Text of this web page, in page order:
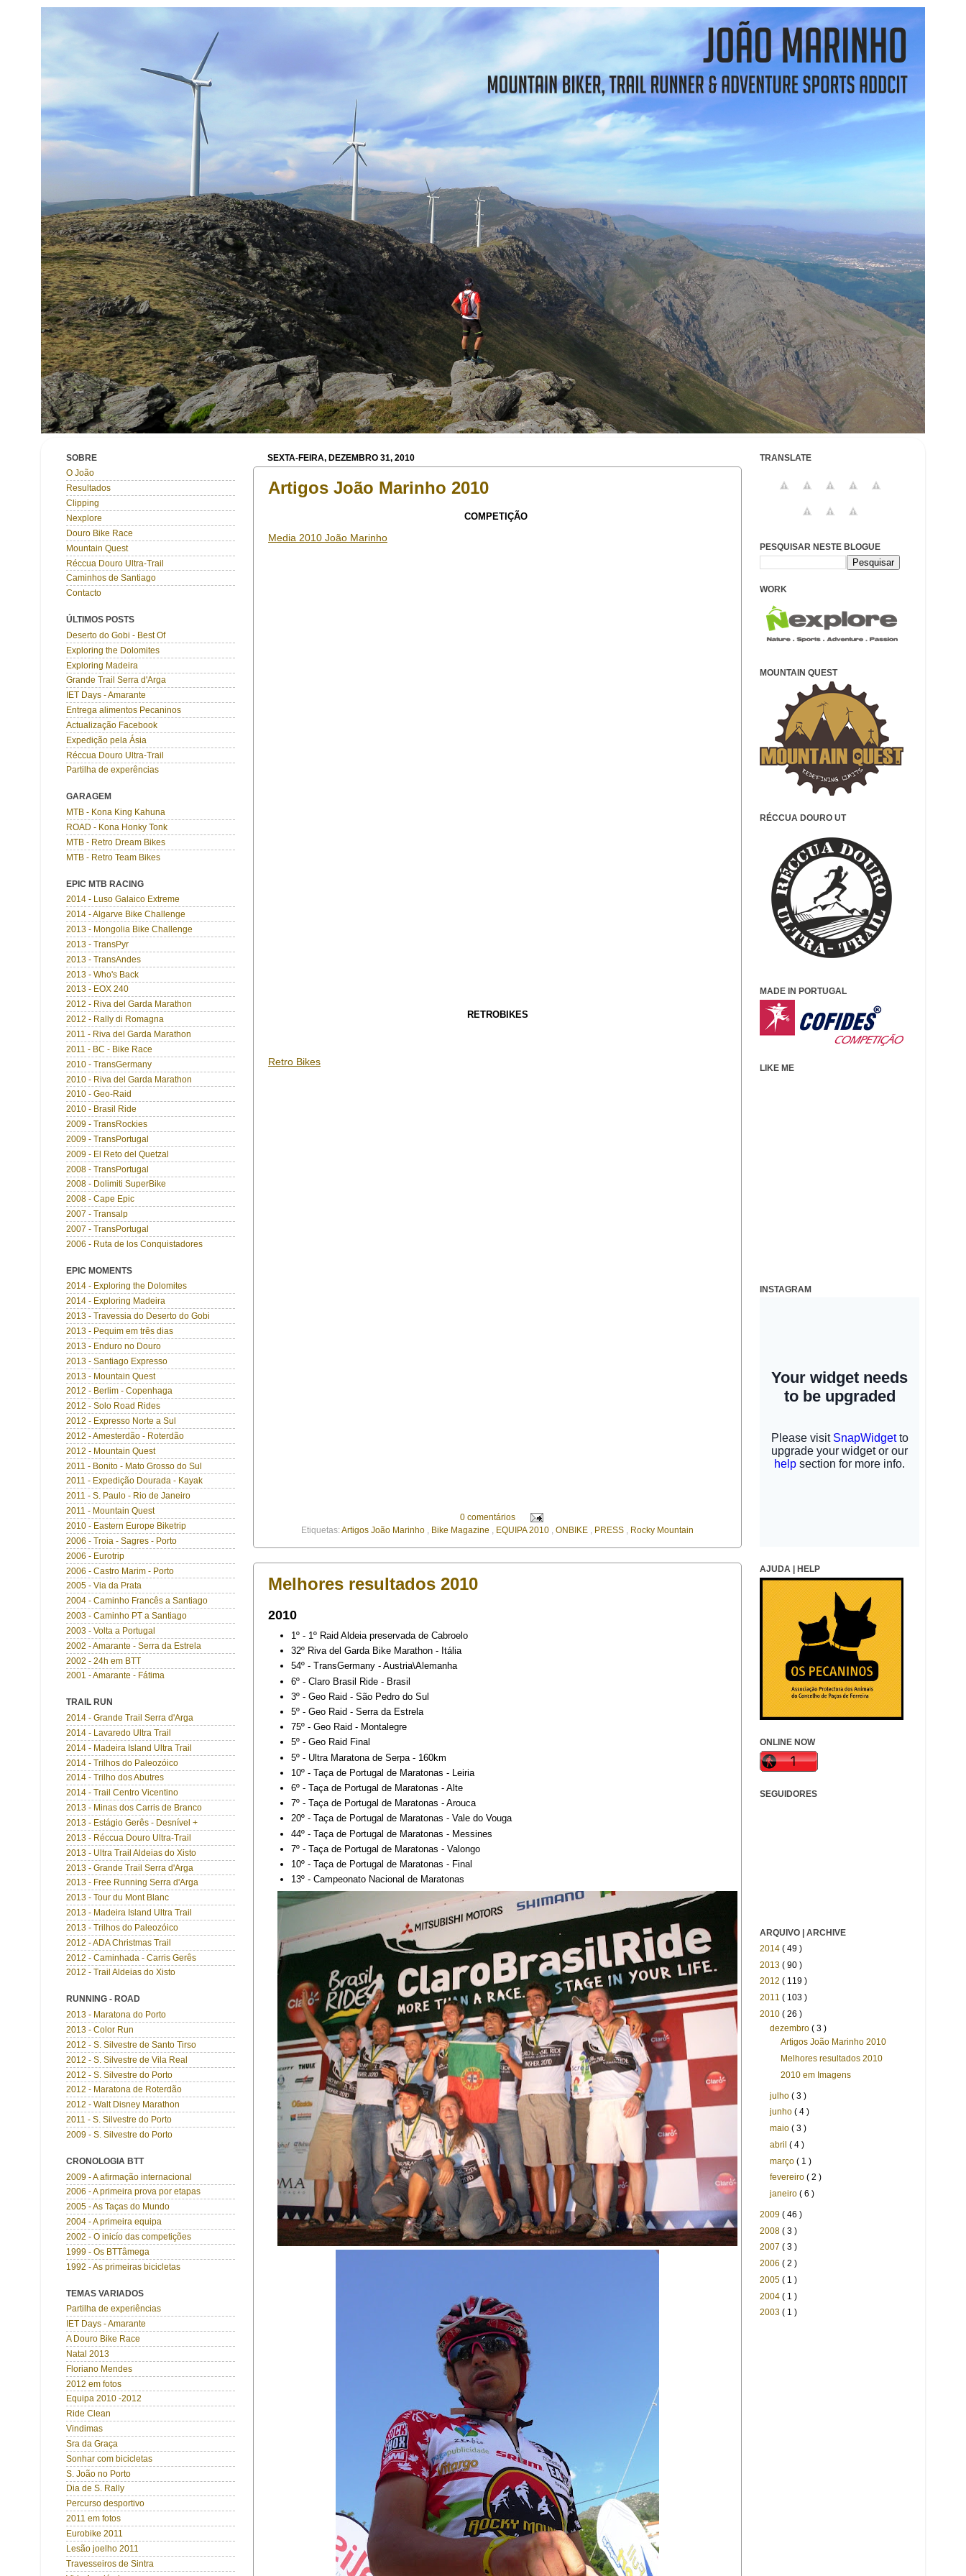
SEXTA-FEIRA, DEZEMBRO 31, 2010
Artigos João Marinho 2010
COMPETIÇÃO
Media 2010 João Marinho
RETROBIKES
Retro Bikes
0 comentários
Etiquetas:Artigos João Marinho Bike Magazine EQUIPA 2010 ONBIKE PRESS Rocky Mountain
Melhores resultados 2010
2010
1º - 1º Raid Aldeia preservada de Cabroelo
32º Riva del Garda Bike Marathon - Itália
54º - TransGermany - Austria\Alemanha
6º - Claro Brasil Ride - Brasil
3º - Geo Raid - São Pedro do Sul
5º - Geo Raid - Serra da Estrela
75º - Geo Raid - Montalegre
5º - Geo Raid Final
5º - Ultra Maratona de Serpa - 160km
10º - Taça de Portugal de Maratonas - Leiria
6º - Taça de Portugal de Maratonas - Alte
7º - Taça de Portugal de Maratonas - Arouca
20º - Taça de Portugal de Maratonas - Vale do Vouga
44º - Taça de Portugal de Maratonas - Messines
7º - Taça de Portugal de Maratonas - Valongo
10º - Taça de Portugal de Maratonas - Final
13º - Campeonato Nacional de Maratonas
SOBRE
O João
Resultados
Clipping
Nexplore
Douro Bike Race
Mountain Quest
Réccua Douro Ultra-Trail
Caminhos de Santiago
Contacto
ÚLTIMOS POSTS
Deserto do Gobi - Best Of
Exploring the Dolomites
Exploring Madeira
Grande Trail Serra d'Arga
IET Days - Amarante
Entrega alimentos Pecaninos
Actualização Facebook
Expedição pela Ásia
Réccua Douro Ultra-Trail
Partilha de experências
GARAGEM
MTB - Kona King Kahuna
ROAD - Kona Honky Tonk
MTB - Retro Dream Bikes
MTB - Retro Team Bikes
EPIC MTB RACING
2014 - Luso Galaico Extreme
2014 - Algarve Bike Challenge
2013 - Mongolia Bike Challenge
2013 - TransPyr
2013 - TransAndes
2013 - Who's Back
2013 - EOX 240
2012 - Riva del Garda Marathon
2012 - Rally di Romagna
2011 - Riva del Garda Marathon
2011 - BC - Bike Race
2010 - TransGermany
2010 - Riva del Garda Marathon
2010 - Geo-Raid
2010 - Brasil Ride
2009 - TransRockies
2009 - TransPortugal
2009 - El Reto del Quetzal
2008 - TransPortugal
2008 - Dolimiti SuperBike
2008 - Cape Epic
2007 - Transalp
2007 - TransPortugal
2006 - Ruta de los Conquistadores
EPIC MOMENTS
2014 - Exploring the Dolomites
2014 - Exploring Madeira
2013 - Travessia do Deserto do Gobi
2013 - Pequim em três dias
2013 - Enduro no Douro
2013 - Santiago Expresso
2013 - Mountain Quest
2012 - Berlim - Copenhaga
2012 - Solo Road Rides
2012 - Expresso Norte a Sul
2012 - Amesterdão - Roterdão
2012 - Mountain Quest
2011 - Bonito - Mato Grosso do Sul
2011 - Expedição Dourada - Kayak
2011 - S. Paulo - Rio de Janeiro
2011 - Mountain Quest
2010 - Eastern Europe Biketrip
2006 - Troia - Sagres - Porto
2006 - Eurotrip
2006 - Castro Marim - Porto
2005 - Via da Prata
2004 - Caminho Francês a Santiago
2003 - Caminho PT a Santiago
2003 - Volta a Portugal
2002 - Amarante - Serra da Estrela
2002 - 24h em BTT
2001 - Amarante - Fátima
TRAIL RUN
2014 - Grande Trail Serra d'Arga
2014 - Lavaredo Ultra Trail
2014 - Madeira Island Ultra Trail
2014 - Trilhos do Paleozóico
2014 - Trilho dos Abutres
2014 - Trail Centro Vicentino
2013 - Minas dos Carris de Branco
2013 - Estágio Gerês - Desnível +
2013 - Réccua Douro Ultra-Trail
2013 - Ultra Trail Aldeias do Xisto
2013 - Grande Trail Serra d'Arga
2013 - Free Running Serra d'Arga
2013 - Tour du Mont Blanc
2013 - Madeira Island Ultra Trail
2013 - Trilhos do Paleozóico
2012 - ADA Christmas Trail
2012 - Caminhada - Carris Gerês
2012 - Trail Aldeias do Xisto
RUNNING - ROAD
2013 - Maratona do Porto
2013 - Color Run
2012 - S. Silvestre de Santo Tirso
2012 - S. Silvestre de Vila Real
2012 - S. Silvestre do Porto
2012 - Maratona de Roterdão
2012 - Walt Disney Marathon
2011 - S. Silvestre do Porto
2009 - S. Silvestre do Porto
CRONOLOGIA BTT
2009 - A afirmação internacional
2006 - A primeira prova por etapas
2005 - As Taças do Mundo
2004 - A primeira equipa
2002 - O inicío das competições
1999 - Os BTTâmega
1992 - As primeiras bicicletas
TEMAS VARIADOS
Partilha de experiências
IET Days - Amarante
A Douro Bike Race
Natal 2013
Floriano Mendes
2012 em fotos
Equipa 2010 -2012
Ride Clean
Vindimas
Sra da Graça
Sonhar com bicicletas
S. João no Porto
Dia de S. Rally
Percurso desportivo
2011 em fotos
Eurobike 2011
Lesão joelho 2011
Travesseiros de Sintra
TRANSLATE
PESQUISAR NESTE BLOGUE
WORK
MOUNTAIN QUEST
RÉCCUA DOURO UT
MADE IN PORTUGAL
LIKE ME
INSTAGRAM
AJUDA | HELP
ONLINE NOW
SEGUIDORES
ARQUIVO | ARCHIVE
2014 ( 49 )
2013 ( 90 )
2012 ( 119 )
2011 ( 103 )
2010 ( 26 )
dezembro( 3 )
Artigos João Marinho 2010
Melhores resultados 2010
2010 em Imagens
julho( 3 )
junho( 4 )
maio( 3 )
abril( 4 )
março( 1 )
fevereiro( 2 )
janeiro( 6 )
2009 ( 46 )
2008 ( 3 )
2007 ( 3 )
2006 ( 2 )
2005 ( 1 )
2004 ( 1 )
2003 ( 1 )